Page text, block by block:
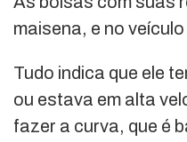
maisena, e no
Tudo indica que ele
ou estava em alta
fazer a curva, que é